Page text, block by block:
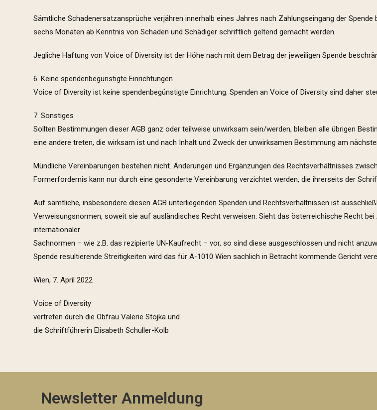
Sämtliche Schadenersatzansprüche verjähren innerhalb eines Jahres nach Zahlungseingang der
sechs Monaten ab Kenntnis von Schaden und Schädiger schriftlich geltend gemacht werden.
Jegliche Haftung von Voice of Diversity ist der Höhe nach mit dem Betrag der jeweiligen Spende
6. Keine spendenbegünstigte Einrichtungen
Voice of Diversity ist keine spendenbegünstigte Einrichtung. Spenden an Voice of Diversity sind daher
7. Sonstiges
Sollten Bestimmungen dieser AGB ganz oder teilweise unwirksam sein/werden, bleiben alle übrigen
eine andere treten, die wirksam ist und nach Inhalt und Zweck der unwirksamen Bestimmung am
Mündliche Vereinbarungen bestehen nicht. Änderungen und Ergänzungen des Rechtsverhältnisses
Formerfordernis kann nur durch eine gesonderte Vereinbarung verzichtet werden, die ihrerseits der
Auf sämtliche, insbesondere diesen AGB unterliegenden Spenden und Rechtsverhältnissen ist
Verweisungsnormen, soweit sie auf ausländisches Recht verweisen. Sieht das österreichische Recht
internationaler
Sachnormen – wie z.B. das rezipierte UN-Kaufrecht – vor, so sind diese ausgeschlossen und nicht
Spende resultierende Streitigkeiten wird das für A-1010 Wien sachlich in Betracht kommende Gericht
Wien, 7. April 2022
Voice of Diversity
vertreten durch die Obfrau Valerie Stojka und
die Schriftführerin Elisabeth Schuller-Kolb
Newsletter Anmeldung